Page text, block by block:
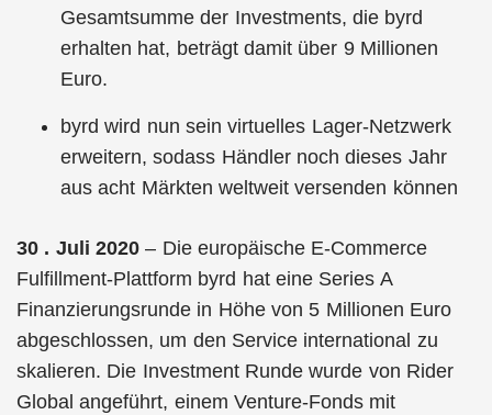
Gesamtsumme der Investments, die byrd
erhalten hat, beträgt damit über 9 Millionen
Euro.
byrd wird nun sein virtuelles Lager-Netzwerk
erweitern, sodass Händler noch dieses Jahr
aus acht Märkten weltweit versenden können
30 . Juli 2020– Die europäische E-Commerce
Fulfillment-Plattform byrd hat eine Series A
Finanzierungsrunde in Höhe von 5 Millionen Euro
abgeschlossen, um den Service international zu
skalieren. Die Investment Runde wurde von Rider
Global angeführt, einem Venture-Fonds mit